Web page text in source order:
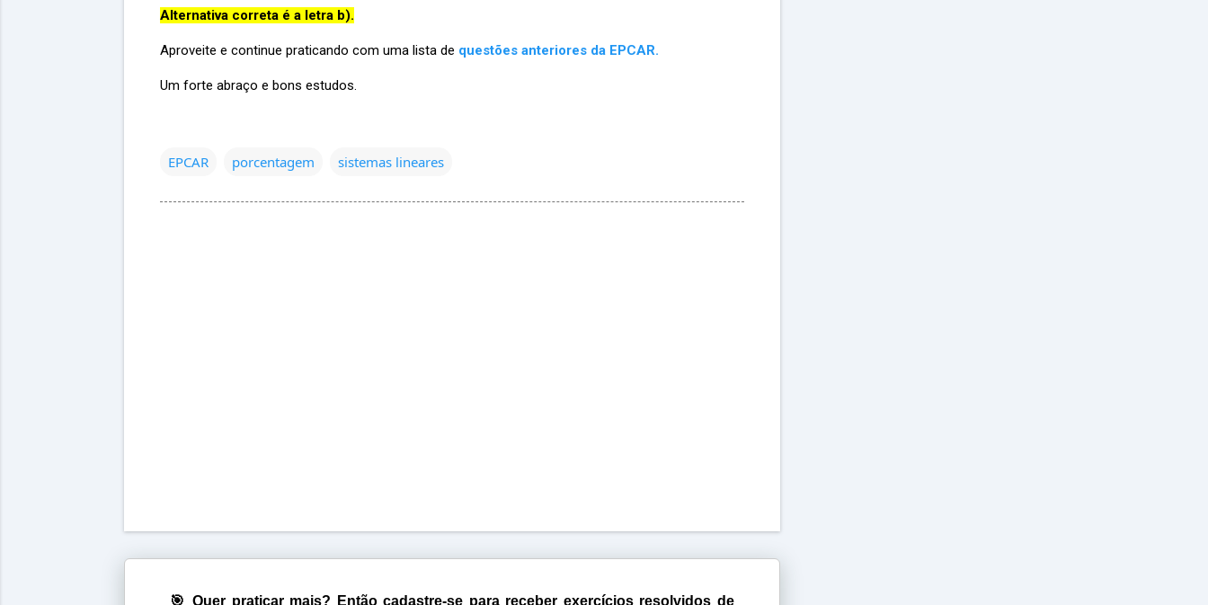
Alternativa correta é a letra b).
Aproveite e continue praticando com uma lista de questões anteriores da EPCAR.
Um forte abraço e bons estudos.
EPCAR porcentagem sistemas lineares
🎯 Quer praticar mais? Então cadastre-se para receber exercícios resolvidos de